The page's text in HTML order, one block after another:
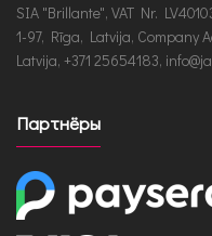
SIA "Brillante", VAT Nr.
1-97, Rīga, Latvija, Company
Latvija, +371 25654183,
Партнёры